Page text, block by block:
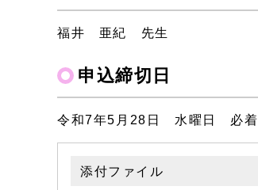
福井 亜紀 先生
申込締切日
令和7年5月28日 水曜日 必着
添付ファイル